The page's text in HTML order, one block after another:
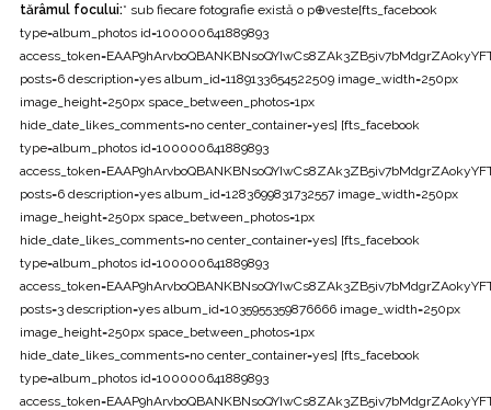
tărâmul focului:* sub fiecare fotografie există o p⊕veste[fts_facebook
type=album_photos id=100000641889893
posts=6 description=yes album_id=1189133654522509 image_width=250px
image_height=250px space_between_photos=1px
hide_date_likes_comments=no center_container=yes] [fts_facebook
type=album_photos id=100000641889893
posts=6 description=yes album_id=1283699831732557 image_width=250px
image_height=250px space_between_photos=1px
hide_date_likes_comments=no center_container=yes] [fts_facebook
type=album_photos id=100000641889893
posts=3 description=yes album_id=1035955359876666 image_width=250px
image_height=250px space_between_photos=1px
hide_date_likes_comments=no center_container=yes] [fts_facebook
type=album_photos id=100000641889893